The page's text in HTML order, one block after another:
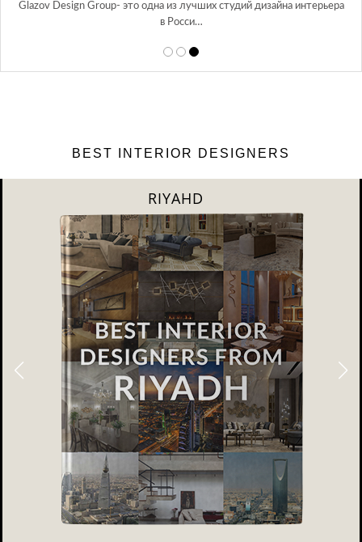
Glazov Design Group- это одна из лучших студий дизайна интерьера
в Росси…
BEST INTERIOR DESIGNERS
RIYAHD